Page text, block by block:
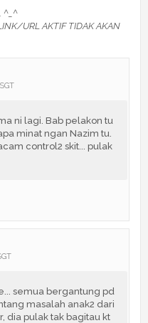
^_^
URL AKTIF TIDAK AKAN
ni lagi. Bab pelakon tu
minat ngan Nazim tu.
control2 skit... pulak
semua bergantung pd
masalah anak2 dari
dia pulak tak bagitau kt